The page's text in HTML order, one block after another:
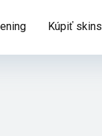
Kúpiť skins